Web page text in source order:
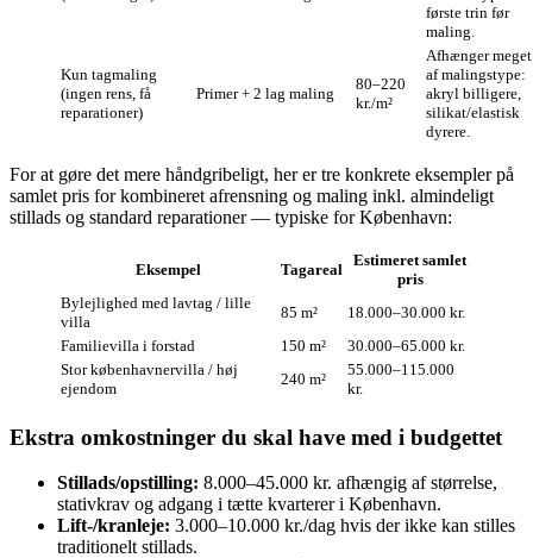
første trin før
maling.
Kun tagmaling
(ingen rens, få
reparationer)
Primer + 2 lag maling
80–220
kr./m²
Afhænger meget
af malingstype:
akryl billigere,
silikat/elastisk
dyrere.
For at gøre det mere håndgribeligt, her er tre konkrete eksempler på
samlet pris for kombineret afrensning og maling inkl. almindeligt
stillads og standard reparationer — typiske for København:
Eksempel Tagareal
Estimeret samlet
pris
Bylejlighed med lavtag / lille
villa
85 m²
18.000–30.000 kr.
Familievilla i forstad
150 m²
30.000–65.000 kr.
Stor københavnervilla / høj
ejendom
240 m²
55.000–115.000
kr.
Ekstra omkostninger du skal have med i budgettet
Stillads/opstilling: 8.000–45.000 kr. afhængig af størrelse,
stativkrav og adgang i tætte kvarterer i København.
Lift-/kranleje: 3.000–10.000 kr./dag hvis der ikke kan stilles
traditionelt stillads.